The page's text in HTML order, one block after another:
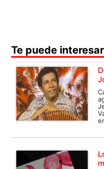
Te puede interesar